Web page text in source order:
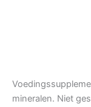
mineralen. Niet